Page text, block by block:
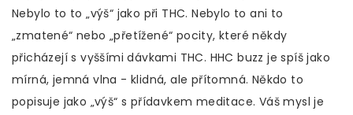
Nebylo to to „výš“ jako při THC. Nebylo to ani to
„zmatené“ nebo „přetížené“ pocity, které někdy
přicházejí s vyššími dávkami THC. HHC buzz je spíš jako
mírná, jemná vlna - klidná, ale přítomná. Někdo to
popisuje jako „výš“ s přídavkem meditace. Váš mysl je